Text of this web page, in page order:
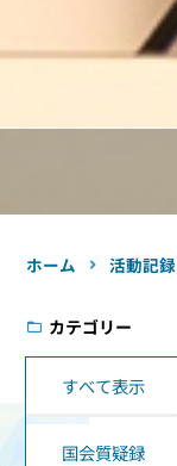
ホーム 活動記録
カテゴリー
すべて表示
国会質疑録